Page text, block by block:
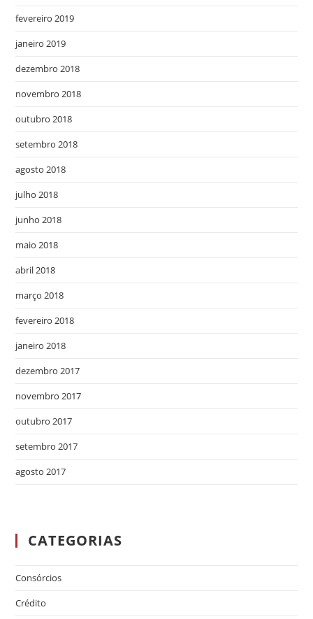
fevereiro 2019
janeiro 2019
dezembro 2018
novembro 2018
outubro 2018
setembro 2018
agosto 2018
julho 2018
junho 2018
maio 2018
abril 2018
março 2018
fevereiro 2018
janeiro 2018
dezembro 2017
novembro 2017
outubro 2017
setembro 2017
agosto 2017
CATEGORIAS
Consórcios
Crédito